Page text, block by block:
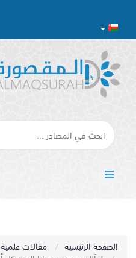
الصفحة الرئيسية مقالات علمية